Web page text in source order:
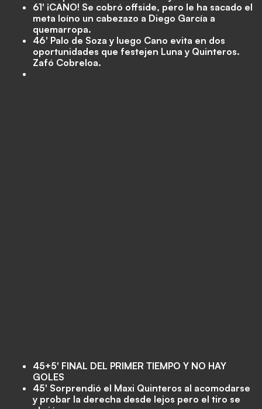
61' ¡CANO! Se cobró offside, pero le ha sacado el
meta loíno un cabezazo a Diego García a
quemarropa.
46' Palo de Soza y luego Cano evita en dos
oportunidades que festejen Luna y Quinteros.
Zafó Cobreloa.
45+5' FINAL DEL PRIMER TIEMPO Y NO HAY
GOLES
45' Sorprendió el Maxi Quinteros al acomodarse
y probar la derecha desde lejos pero el tiro se